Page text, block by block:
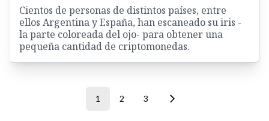
Cientos de personas de distintos países, entre
ellos Argentina y España, han escaneado su iris -
la parte coloreada del ojo- para obtener una
pequeña cantidad de criptomonedas.
1 2 3